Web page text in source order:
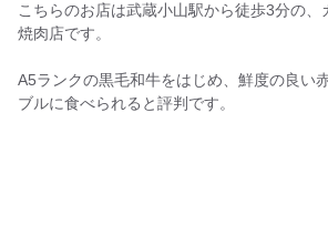
こちらのお店は武蔵小山駅から徒歩3分の、
焼肉店です。
A5ランクの黒毛和牛をはじめ、鮮度の良い
ブルに食べられると評判です。